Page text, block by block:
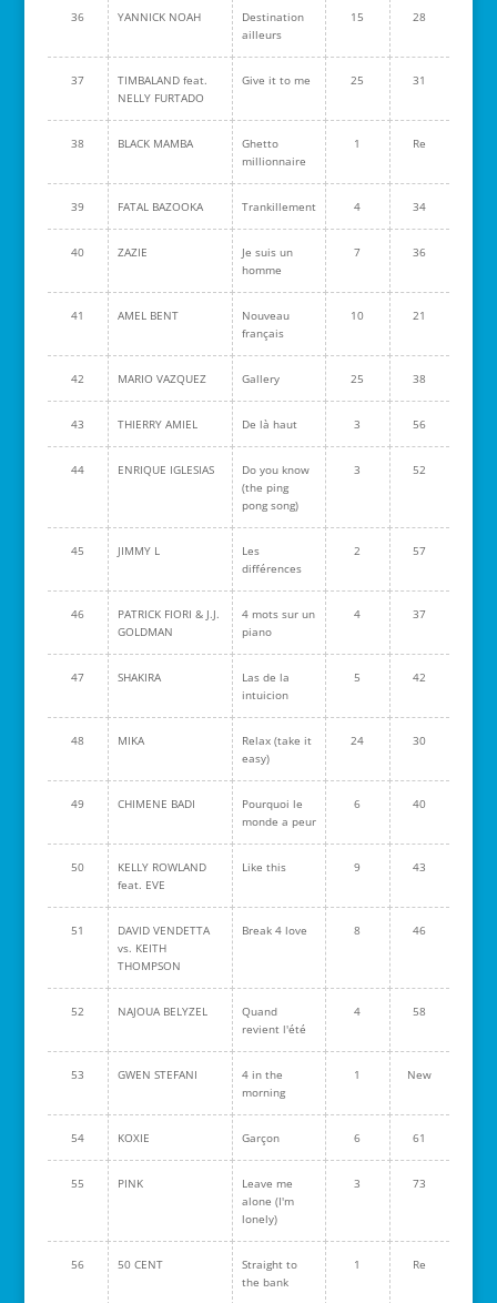
36 YANNICK NOAH
Destination
ailleurs
15 28
37
TIMBALAND feat.
NELLY FURTADO
Give it to me 25 31
38 BLACK MAMBA
Ghetto
millionnaire
1 Re
39 FATAL BAZOOKA Trankillement 4 34
40 ZAZIE
Je suis un
homme
7 36
41 AMEL BENT
Nouveau
français
10 21
42 MARIO VAZQUEZ Gallery 25 38
43 THIERRY AMIEL De là haut 3 56
44 ENRIQUE IGLESIAS
Do you know
(the ping
pong song)
3 52
45 JIMMY L
Les
différences
2 57
46
PATRICK FIORI & J.J.
GOLDMAN
4 mots sur un
piano
4 37
47 SHAKIRA
Las de la
intuicion
5 42
48 MIKA
Relax (take it
easy)
24 30
49 CHIMENE BADI
Pourquoi le
monde a peur
6 40
50
KELLY ROWLAND
feat. EVE
Like this 9 43
51
DAVID VENDETTA
vs. KEITH
THOMPSON
Break 4 love 8 46
52 NAJOUA BELYZEL
Quand
revient l'été
4 58
53 GWEN STEFANI
4 in the
morning
1 New
54 KOXIE Garçon 6 61
55 PINK
Leave me
alone (I'm
lonely)
3 73
56 50 CENT
Straight to
the bank
1 Re